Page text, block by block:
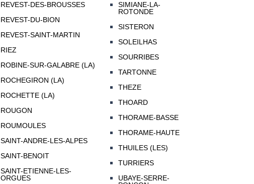
REVEST-DES-BROUSSES
REVEST-DU-BION
REVEST-SAINT-MARTIN
RIEZ
ROBINE-SUR-GALABRE (LA)
ROCHEGIRON (LA)
ROCHETTE (LA)
ROUGON
ROUMOULES
SAINT-ANDRE-LES-ALPES
SAINT-BENOIT
SAINT-ETIENNE-LES-
ORGUES
SIMIANE-LA-
ROTONDE
SISTERON
SOLEILHAS
SOURRIBES
TARTONNE
THEZE
THOARD
THORAME-BASSE
THORAME-HAUTE
THUILES (LES)
TURRIERS
UBAYE-SERRE-